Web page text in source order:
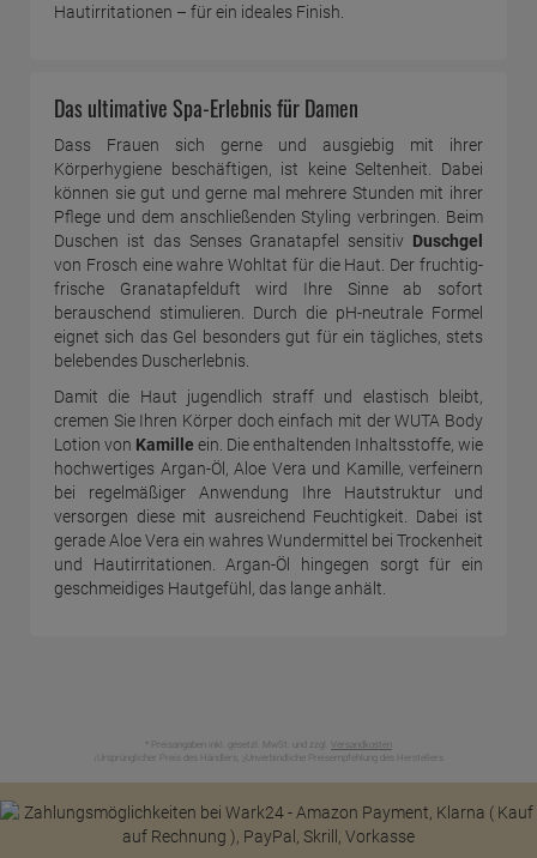
Hautirritationen – für ein ideales Finish.
Das ultimative Spa-Erlebnis für Damen
Dass Frauen sich gerne und ausgiebig mit ihrer
Körperhygiene beschäftigen, ist keine Seltenheit. Dabei
können sie gut und gerne mal mehrere Stunden mit ihrer
Pflege und dem anschließenden Styling verbringen. Beim
Duschen ist das Senses Granatapfel sensitiv Duschgel
von Frosch eine wahre Wohltat für die Haut. Der fruchtig-
frische Granatapfelduft wird Ihre Sinne ab sofort
berauschend stimulieren. Durch die pH-neutrale Formel
eignet sich das Gel besonders gut für ein tägliches, stets
belebendes Duscherlebnis.
Damit die Haut jugendlich straff und elastisch bleibt,
cremen Sie Ihren Körper doch einfach mit der WUTA Body
Lotion von Kamille ein. Die enthaltenden Inhaltsstoffe, wie
hochwertiges Argan-Öl, Aloe Vera und Kamille, verfeinern
bei regelmäßiger Anwendung Ihre Hautstruktur und
versorgen diese mit ausreichend Feuchtigkeit. Dabei ist
gerade Aloe Vera ein wahres Wundermittel bei Trockenheit
und Hautirritationen. Argan-Öl hingegen sorgt für ein
geschmeidiges Hautgefühl, das lange anhält.
* Preisangaben inkl. gesetzl. MwSt. und zzgl. Versandkosten
Ursprünglicher Preis des Händlers, Unverbindliche Preisempfehlung des Herstellers